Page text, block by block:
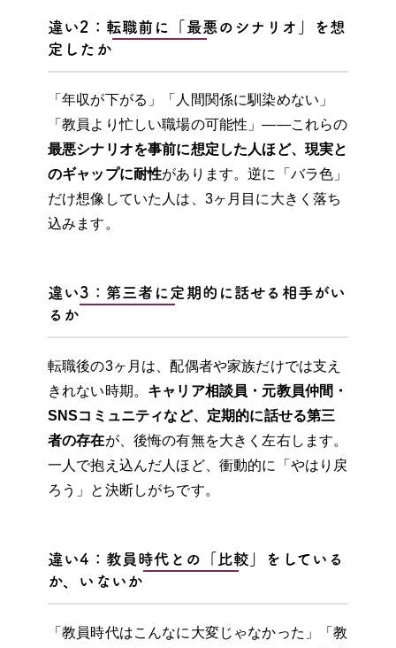
違い2：転職前に「最悪のシナリオ」を想
定したか
「年収が下がる」「人間関係に馴染めない」
「教員より忙しい職場の可能性」——これらの
最悪シナリオを事前に想定した人ほど、現実と
のギャップに耐性があります。逆に「バラ色」
だけ想像していた人は、3ヶ月目に大きく落ち
込みます。
違い3：第三者に定期的に話せる相手がい
るか
転職後の3ヶ月は、配偶者や家族だけでは支え
きれない時期。 キャリア相談員・元教員仲間・
SNSコミュニティなど、定期的に話せる第三
者の存在が、後悔の有無を大きく左右します。
一人で抱え込んだ人ほど、衝動的に「やはり戻
ろう」と決断しがちです。
違い4：教員時代との「比較」をしている
か、いないか
「教員時代はこんなに大変じゃなかった」「教